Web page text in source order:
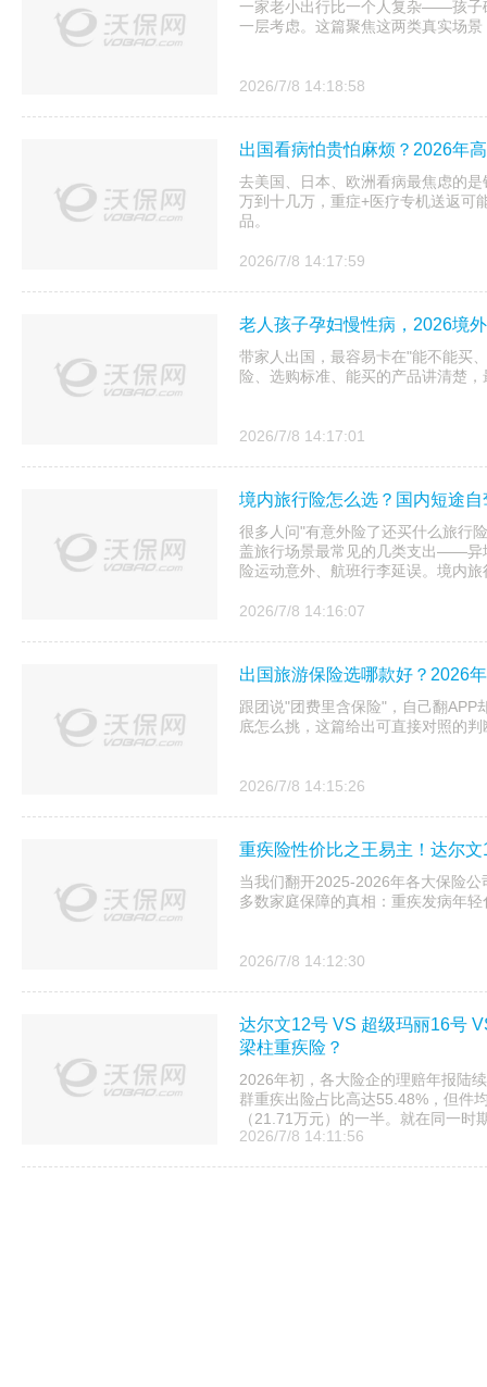
一家老小出行比一个人复杂——孩子
一层考虑。这篇聚焦这两类真实场
2026/7/8 14:18:58
出国看病怕贵怕麻烦？2026年
去美国、日本、欧洲看病最焦虑的
万到十几万，重症+医疗专机送返可
品。
2026/7/8 14:17:59
老人孩子孕妇慢性病，2026境
带家人出国，最容易卡在"能不能买
险、选购标准、能买的产品讲清楚
2026/7/8 14:17:01
境内旅行险怎么选？国内短途
很多人问"有意外险了还买什么旅行
盖旅行场景最常见的几类支出——异
险运动意外、航班行李延误。境内
2026/7/8 14:16:07
出国旅游保险选哪款好？2026
跟团说"团费里含保险"，自己翻APP
底怎么挑，这篇给出可直接对照的
2026/7/8 14:15:26
重疾险性价比之王易主！达尔
当我们翻开2025-2026年各大保险
多数家庭保障的真相：重疾发病年
2026/7/8 14:12:30
达尔文12号 VS 超级玛丽16号
梁柱重疾险？
2026年初，各大险企的理赔年报陆
群重疾出险占比高达55.48%，但件
（21.71万元）的一半。就在同一时
2026/7/8 14:11:56